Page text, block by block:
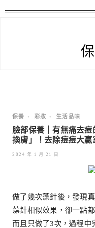
保養 • 彩妝 • 生活品味
臉部保養｜有無痛去
換膚」！去除痘痘大贏
2024 年 1 月 21 日
做了幾次藻針後，發現
藻針相似效果，卻一點
而且只做了3次，過程中